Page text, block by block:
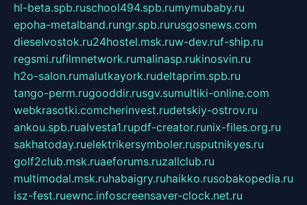
hl-beta.spb.ruschool494.spb.rumymubaby.ru
epoha-metalband.rungr.spb.rurusgosnews.com
dieselvostok.ru24hostel.msk.ruw-dev.ruf-ship.ru
regsmi.rufilmnetwork.rumalinasp.rukinosvin.ru
h2o-salon.rumalutkayork.rudeltaprim.spb.ru
tango-perm.rugooddir.rusgv.sumultiki-online.com
webkrasotki.comcherinvest.rudetskiy-ostrov.ru
ankou.spb.rualvesta1.rupdf-creator.runix-files.org.ru
sakhatoday.ruelektrikersymboler.rusputnikyes.ru
golf2club.msk.ruaeforums.ruzallclub.ru
multimodal.msk.ruhabaigry.ruhaikko.rusobakopedia.ru
isz-fest.ruewnc.infoscreensaver-clock.net.ru